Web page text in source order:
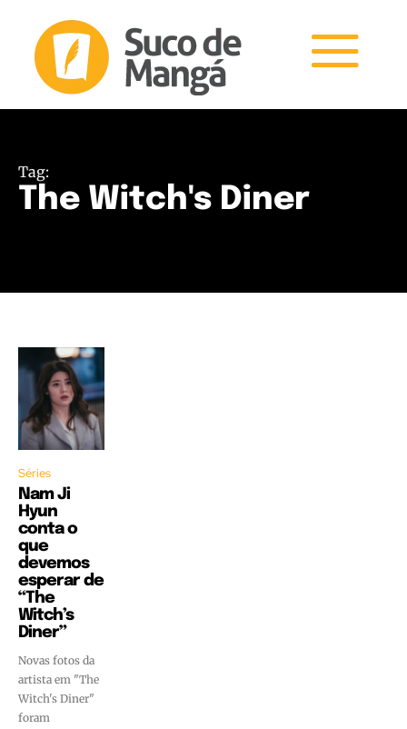
Tag:
The Witch's Diner
Séries
Nam Ji
Hyun
conta o
que
devemos
esperar de
“The
Witch’s
Diner”
Novas fotos da
artista em "The
Witch's Diner"
foram